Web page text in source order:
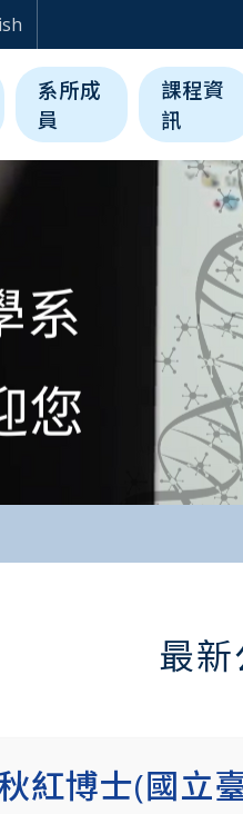
科學與工
系所成
員
課程資
訊
最新
紅博士(國立